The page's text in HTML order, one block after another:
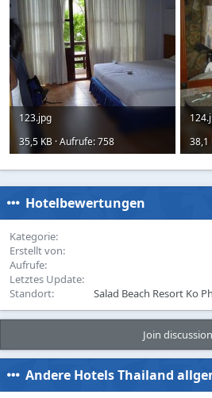
123.jpg
35,5 KB · Aufrufe: 758
38,1
Hotelbewertungen
Kategorie
Erstellt von
Aufrufe
Letztes Update
Standort
Salad Beach Resort Ko
Join discussion
Andere Hotels Thailand